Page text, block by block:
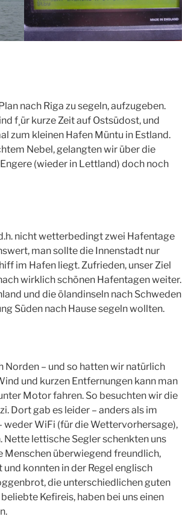
nach Riga zu segeln, aufzugeben.
f¸ür kurze Zeit auf Ostsüdost, und
zum kleinen Hafen Müntu in Estland.
Nebel, gelangten wir über die
(wieder in Lettland) doch noch
nicht wetterbedingt zwei Hafentage
man sollte die Innenstadt nur
im Hafen liegt. Zufrieden, unser Ziel
wirklich schönen Hafentagen weiter.
und die ölandinseln nach Schweden
Süden nach Hause segeln wollten.
Norden – und so hatten wir natürlich
und kurzen Entfernungen kann man
Motor fahren. So besuchten wir die
Dort gab es leider – anders als im
weder WiFi (für die Wettervorhersage),
lettische Segler schenkten uns
Menschen überwiegend freundlich,
konnten in der Regel englisch
die unterschiedlichen guten
Kefireis, haben bei uns einen